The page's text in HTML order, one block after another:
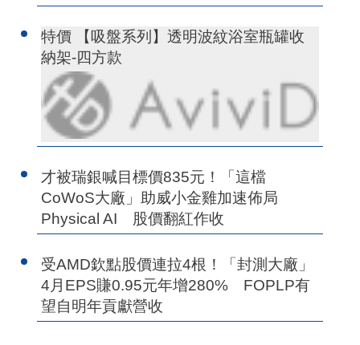
特價 【吸盤系列】透明波紋浴室瓶罐收
納架-四方款
才被瑞銀喊目標價835元！「這檔
CoWoS大廠」助威小金雞加速佈局
Physical AI 股價翻紅作收
受AMD欽點股價連拉4根！「封測大廠」
4月EPS賺0.95元年增280% FOPLP有
望自明年貢獻營收